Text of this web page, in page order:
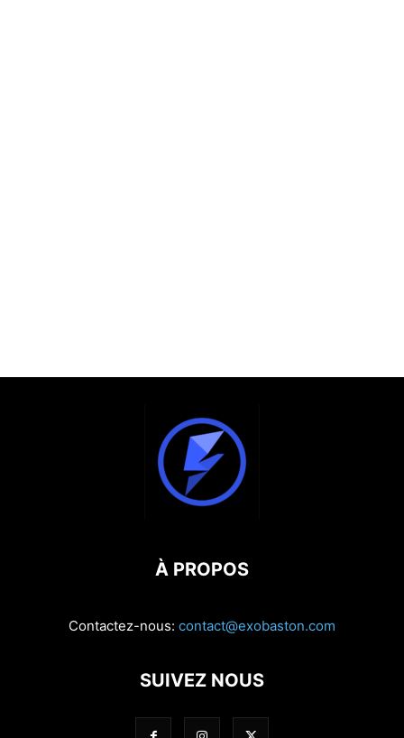
À PROPOS
Contactez-nous: contact@exobaston.com
SUIVEZ NOUS